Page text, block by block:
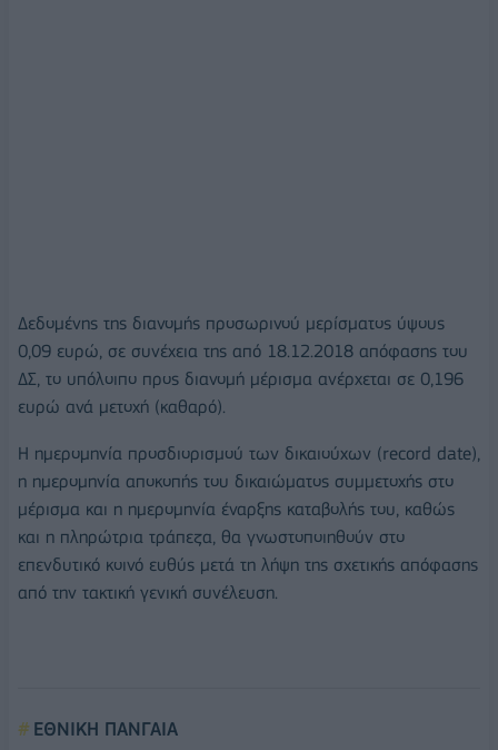
Δεδομένης της διανομής προσωρινού μερίσματος ύψους
0,09 ευρώ, σε συνέχεια της από 18.12.2018 απόφασης του
ΔΣ, το υπόλοιπο προς διανομή μέρισμα ανέρχεται σε 0,196
ευρώ ανά μετοχή (καθαρό).
Η ημερομηνία προσδιορισμού των δικαιούχων (record date),
η ημερομηνία αποκοπής του δικαιώματος συμμετοχής στο
μέρισμα και η ημερομηνία έναρξης καταβολής του, καθώς
και η πληρώτρια τράπεζα, θα γνωστοποιηθούν στο
επενδυτικό κοινό ευθύς μετά τη λήψη της σχετικής απόφασης
από την τακτική γενική συνέλευση.
ΕΘΝΙΚΗ ΠΑΝΓΑΙΑ